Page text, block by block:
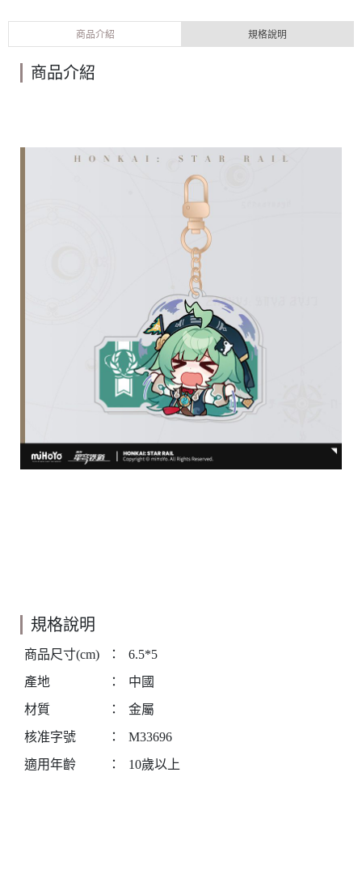
商品介紹 規格說明
商品介紹
規格說明
商品尺寸(cm) ：
6.5*5
產地
：
中國
材質
：
金屬
核准字號
：
M33696
適用年齡
： 10歲以上